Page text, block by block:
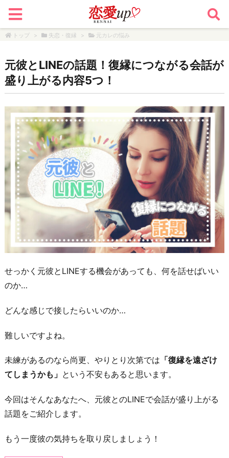
トップ > 失恋・復縁 > 元カレの悩み
元彼とLINEの話題！復縁につながる会話が
盛り上がる内容5つ！
せっかく元彼とLINEする機会があっても、何を話せばいい
のか…
どんな感じで接したらいいのか…
難しいですよね。
未練があるのなら尚更、やりとり次第では 「復縁を遠ざけ
てしまうかも」 という不安もあると思います。
今回はそんなあなたへ、元彼とのLINEで会話が盛り上がる
話題をご紹介します。
もう一度彼の気持ちを取り戻しましょう！